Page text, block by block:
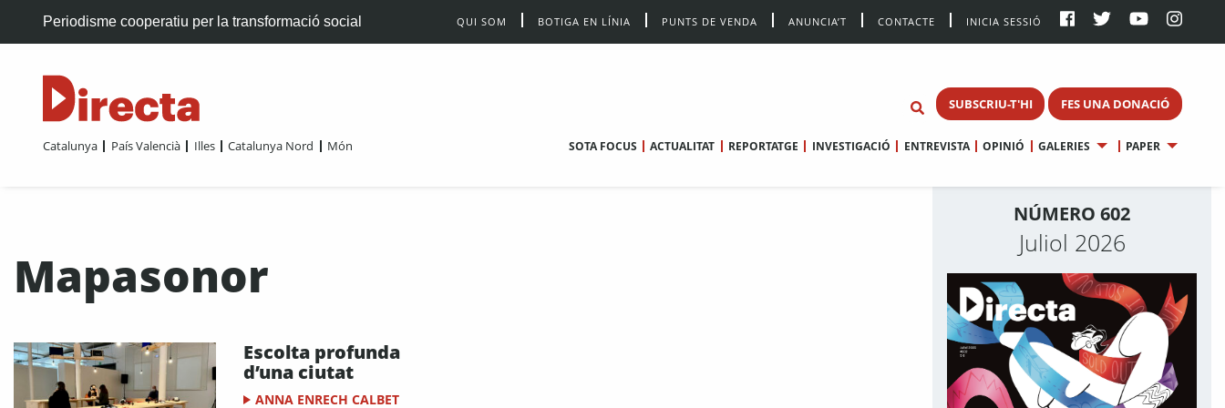
Periodisme cooperatiu per la transformació social QUI SOM BOTIGA EN LÍNIA PUNTS DE VENDA ANUNCIA’T CONTACTE INICIA SESSIÓ
SUBSCRIU-T'HI FES UNA DONACIÓ
Catalunya País Valencià Illes Catalunya Nord Món SOTA FOCUS ACTUALITAT REPORTATGE INVESTIGACIÓ ENTREVISTA OPINIÓ GALERIES PAPER
Mapasonor
Escolta profunda
d’una ciutat
ANNA ENRECH CALBET
NÚMERO 602
Juliol 2026